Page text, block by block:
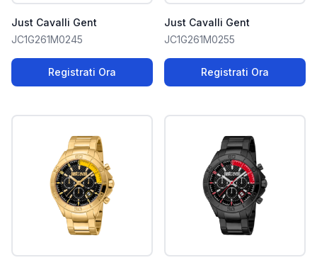
Just Cavalli Gent
JC1G261M0245
Registrati Ora
Just Cavalli Gent
JC1G261M0255
Registrati Ora